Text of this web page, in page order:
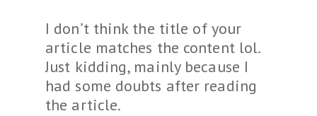
I don’t think the title of your
article matches the content lol.
Just kidding, mainly because I
had some doubts after reading
the article.